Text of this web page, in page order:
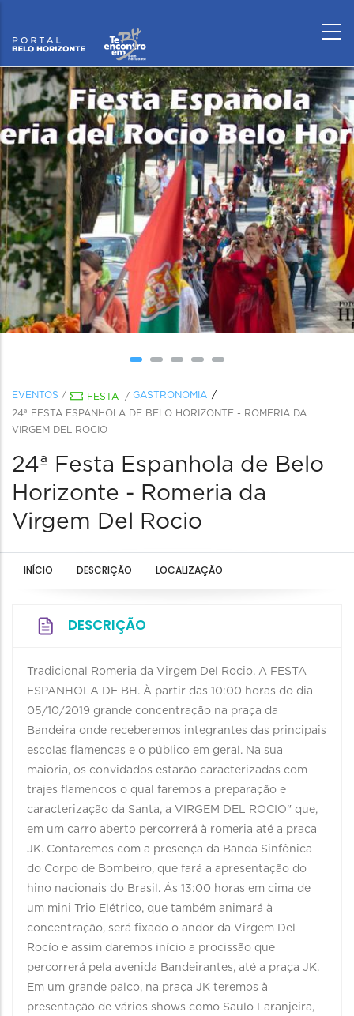
EVENTOS / FESTA / GASTRONOMIA
24ª FESTA ESPANHOLA DE BELO HORIZONTE - ROMERIA DA
VIRGEM DEL ROCIO
24ª Festa Espanhola de Belo
Horizonte - Romeria da
Virgem Del Rocio
INÍCIO DESCRIÇÃO LOCALIZAÇÃO
DESCRIÇÃO
Tradicional Romeria da Virgem Del Rocio. A FESTA
ESPANHOLA DE BH. À partir das 10:00 horas do dia
05/10/2019 grande concentração na praça da
Bandeira onde receberemos integrantes das principais
escolas flamencas e o público em geral. Na sua
maioria, os convidados estarão caracterizadas com
trajes flamencos o qual faremos a preparação e
caracterização da Santa, a VIRGEM DEL ROCIO" que,
em um carro aberto percorrerá à romeria até a praça
JK. Contaremos com a presença da Banda Sinfônica
do Corpo de Bombeiro, que fará a apresentação do
hino nacionais do Brasil. Ás 13:00 horas em cima de
um mini Trio Elétrico, que também animará à
concentração, será fixado o andor da Virgem Del
Rocío e assim daremos início a procissão que
percorrerá pela avenida Bandeirantes, até a praça JK.
Em um grande palco, na praça JK teremos à
presentação de vários shows como Saulo Laranjeira,